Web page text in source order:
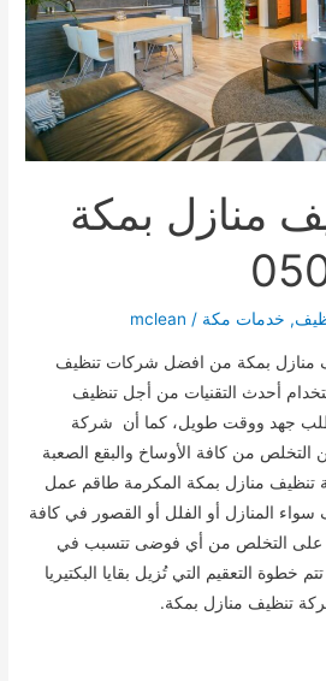
منازل بمكة
, خدمات مكة /
mclean
منازل بمكة من افضل شركات تنظيف
أحدث التقنيات من أجل تنظيف
جهد ووقت طويل، كما أن شركة
من كافة الأوساخ والبقع الصعبة
تنظيف منازل بمكة المكرمة طاقم عمل
المنازل أو الفلل أو القصور في كافة
على التخلص من أي فوضى تتسبب في
خطوة التعقيم التي تُزيل بقايا البكتيريا
تنظيف منازل بمكة.